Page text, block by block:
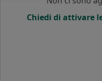
Chiedi di attivare